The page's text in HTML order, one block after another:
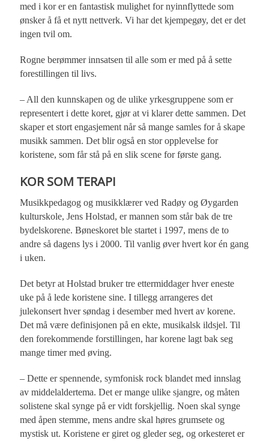
med i kor er en fantastisk mulighet for nyinnflyttede som
ønsker å få et nytt nettverk. Vi har det kjempegøy, det er det
ingen tvil om.
Rogne berømmer innsatsen til alle som er med på å sette
forestillingen til livs.
– All den kunnskapen og de ulike yrkesgruppene som er
representert i dette koret, gjør at vi klarer dette sammen. Det
skaper et stort engasjement når så mange samles for å skape
musikk sammen. Det blir også en stor opplevelse for
koristene, som får stå på en slik scene for første gang.
KOR SOM TERAPI
Musikkpedagog og musikklærer ved Radøy og Øygarden
kulturskole, Jens Holstad, er mannen som står bak de tre
bydelskorene. Bøneskoret ble startet i 1997, mens de to
andre så dagens lys i 2000. Til vanlig øver hvert kor én gang
i uken.
Det betyr at Holstad bruker tre ettermiddager hver eneste
uke på å lede koristene sine. I tillegg arrangeres det
julekonsert hver søndag i desember med hvert av korene.
Det må være definisjonen på en ekte, musikalsk ildsjel. Til
den forekommende forstillingen, har korene lagt bak seg
mange timer med øving.
– Dette er spennende, symfonisk rock blandet med innslag
av middelaldertema. Det er mange ulike sjangre, og måten
solistene skal synge på er vidt forskjellig. Noen skal synge
med åpen stemme, mens andre skal høres grumsete og
mystisk ut. Koristene er giret og gleder seg, og orkesteret er